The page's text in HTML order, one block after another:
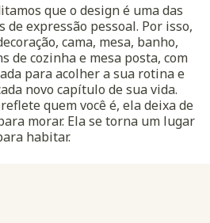
que o design é uma das
expressão pessoal. Por isso,
cama, mesa, banho,
de cozinha e mesa posta, com
para acolher a sua rotina e
novo capítulo de sua vida.
quem você é, ela deixa de
morar. Ela se torna um lugar
habitar.